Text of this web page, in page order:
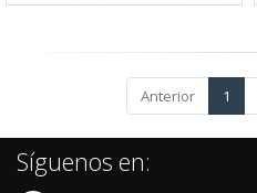
Anterior 1
Síguenos en: